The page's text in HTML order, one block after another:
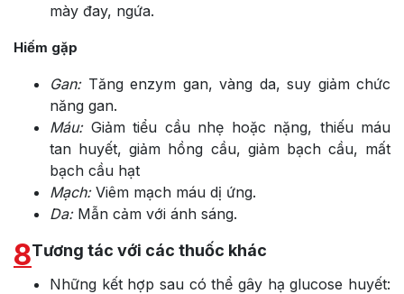
mày đay, ngứa.
Hiếm gặp
Gan:Tăng enzym gan, vàng da, suy giảm chức
năng gan.
Máu:Giảm tiểu cầu nhẹ hoặc nặng, thiếu máu
tan huyết, giảm hồng cầu, giảm bạch cầu, mất
bạch cầu hạt
Mạch: Viêm mạch máu dị ứng.
Da:Mẫn cảm với ánh sáng.
8Tương tác với các thuốc khác
Những kết hợp sau có thể gây hạ glucose huyết: